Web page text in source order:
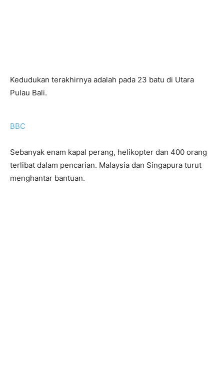
Kedudukan terakhirnya adalah pada 23 batu di Utara
Pulau Bali.
BBC
Sebanyak enam kapal perang, helikopter dan 400 orang
terlibat dalam pencarian. Malaysia dan Singapura turut
menghantar bantuan.